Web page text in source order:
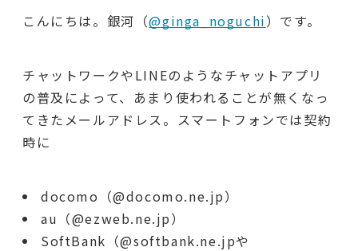
こんにちは。銀河（@ginga_noguchi）です。
チャットワークやLINEのようなチャットアプリ
の普及によって、あまり使われることが無くなっ
てきたメールアドレス。スマートフォンでは契約
時に
docomo（@docomo.ne.jp）
au（@ezweb.ne.jp）
SoftBank（@softbank.ne.jpや